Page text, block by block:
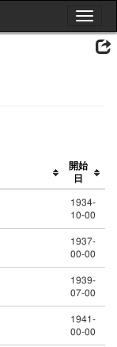
Toggle
開始
日
1934-
10-00
1937-
00-00
1939-
07-00
1941-
00-00